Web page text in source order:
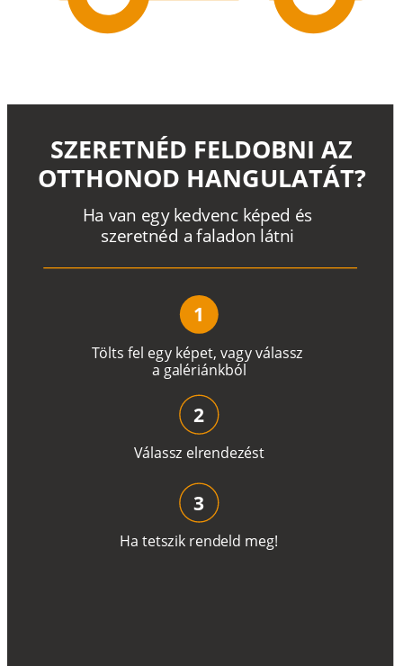
Tölts fel egy képet, vagyválassz
a galériánkból
Ha van egy kedvenc képed és
szeretnéd a faladon látni
SZERETNÉD FELDOBNI AZ
OTTHONOD HANGULATÁT?
1
Válassz elrendezést
2
Ha tetszik rendeld meg!
3